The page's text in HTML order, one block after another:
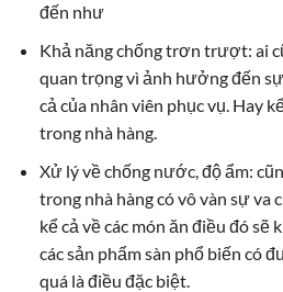
đến như
Khả năng chống trơn trượt: ai
quan trọng vì ảnh hưởng đến
cả của nhân viên phục vụ. Hay
trong nhà hàng.
Xử lý về chống nước, độ ẩm:
trong nhà hàng có vô vàn sự va
kể cả về các món ăn điều đó sẽ
các sản phẩm sàn phổ biến có
quá là điều đặc biệt.